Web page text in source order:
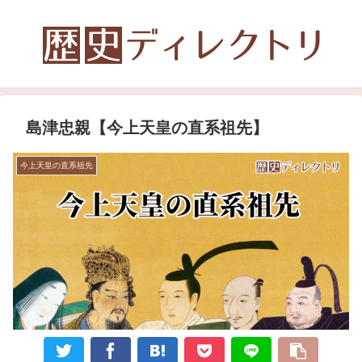
島津忠親【今上天皇の直系祖先】
今上天皇の直系祖先